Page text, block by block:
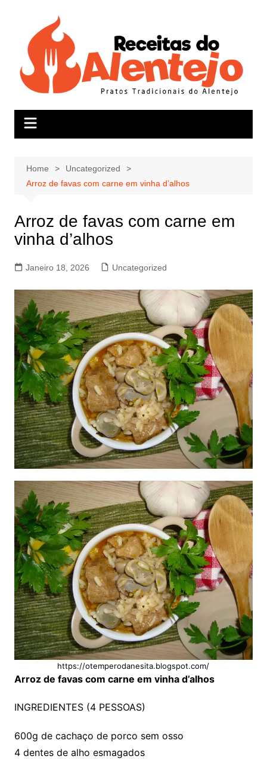
Home
Uncategorized
Arroz de favas com carne em vinha d’alhos
Arroz de favas com carne em
vinha d’alhos
Janeiro 18, 2026 Uncategorized
https://otemperodanesita.blogspot.com/
Arroz de favas com carne em vinha d’alhos
INGREDIENTES (4 PESSOAS)
600g de cachaço de porco sem osso
4 dentes de alho esmagados